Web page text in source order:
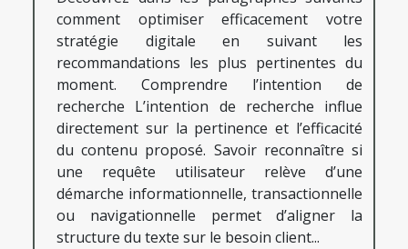
comment optimiser efficacement votre
stratégie digitale en suivant les
recommandations les plus pertinentes du
moment. Comprendre l’intention de
recherche L’intention de recherche influe
directement sur la pertinence et l’efficacité
du contenu proposé. Savoir reconnaître si
une requête utilisateur relève d’une
démarche informationnelle, transactionnelle
ou navigationnelle permet d’aligner la
structure du texte sur le besoin client...